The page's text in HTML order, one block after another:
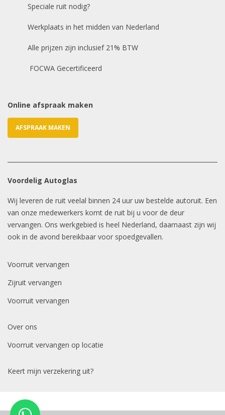
Chasis / VIN nummer
E-mailadres
Speciale ruit nodig?
Werkplaats in het midden van Nederland
Alle prijzen zijn inclusief 21% BTW
FOCWA Gecertificeerd
Online afspraak maken
AFSPRAAK MAKEN
Voordelig Autoglas
Wij leveren de ruit veelal binnen 24 uur uw bestelde autoruit. Een
van onze medewerkers komt de ruit bij u voor de deur
vervangen. Ons werkgebied is heel Nederland, daarnaast zijn wij
ook in de avond bereikbaar voor spoedgevallen.
Voorruit vervangen
Zijruit vervangen
Voorruit vervangen
Over ons
Voorruit vervangen op locatie
Keert mijn verzekering uit?